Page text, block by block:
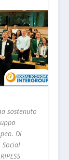
sostenuto
Di